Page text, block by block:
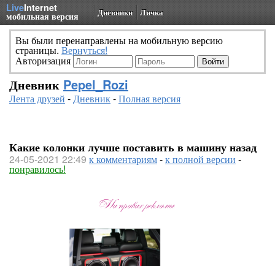
LiveInternet
мобильная версия Дневники Личка
Вы были перенаправлены на мобильную версию
страницы. Вернуться!
Авторизация
Дневник Pepel_Rozi
Лента друзей -Дневник-Полная версия
Какие колонки лучше поставить в машину назад
24-05-2021 22:49 к комментариям-к полной версии -
понравилось!